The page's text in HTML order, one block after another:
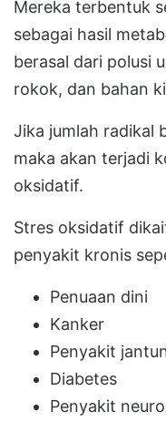
Mereka terbentuk
sebagai hasil
berasal dari polusi
rokok, dan bahan
Jika jumlah radikal
maka akan terjadi
oksidatif.
Stres oksidatif
penyakit kronis
Penuaan dini
Kanker
Penyakit
Diabetes
Penyakit